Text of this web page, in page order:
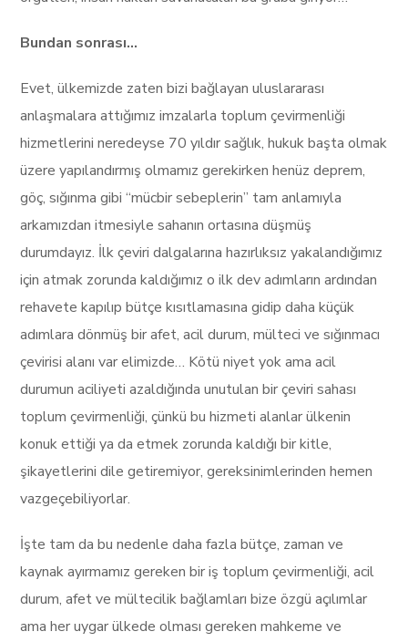
Bundan sonrası…
Evet, ülkemizde zaten bizi bağlayan uluslararası
anlaşmalara attığımız imzalarla toplum çevirmenliği
hizmetlerini neredeyse 70 yıldır sağlık, hukuk başta olmak
üzere yapılandırmış olmamız gerekirken henüz deprem,
göç, sığınma gibi “mücbir sebeplerin” tam anlamıyla
arkamızdan itmesiyle sahanın ortasına düşmüş
durumdayız. İlk çeviri dalgalarına hazırlıksız yakalandığımız
için atmak zorunda kaldığımız o ilk dev adımların ardından
rehavete kapılıp bütçe kısıtlamasına gidip daha küçük
adımlara dönmüş bir afet, acil durum, mülteci ve sığınmacı
çevirisi alanı var elimizde… Kötü niyet yok ama acil
durumun aciliyeti azaldığında unutulan bir çeviri sahası
toplum çevirmenliği, çünkü bu hizmeti alanlar ülkenin
konuk ettiği ya da etmek zorunda kaldığı bir kitle,
şikayetlerini dile getiremiyor, gereksinimlerinden hemen
vazgeçebiliyorlar.
İşte tam da bu nedenle daha fazla bütçe, zaman ve
kaynak ayırmamız gereken bir iş toplum çevirmenliği, acil
durum, afet ve mültecilik bağlamları bize özgü açılımlar
ama her uygar ülkede olması gereken mahkeme ve